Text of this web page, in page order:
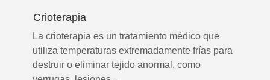
Crioterapia
La crioterapia es un tratamiento médico que
utiliza temperaturas extremadamente frías para
destruir o eliminar tejido anormal, como